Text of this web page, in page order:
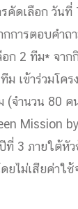
คัดเลือก วัน
การตอบคำ
ก 2 ทีม* จาก
ม เข้าร่วมโค
จำนวน 80 ค
Mission
3 ภายใต้หั
ยไม่เสียค่าใ